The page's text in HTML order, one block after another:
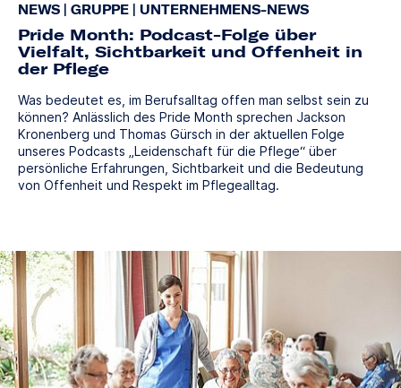
NEWS GRUPPE UNTERNEHMENS-NEWS
Pride Month: Podcast-Folge über
Vielfalt, Sichtbarkeit und Offenheit in
der Pflege
Was bedeutet es, im Berufsalltag offen man selbst sein zu
können? Anlässlich des Pride Month sprechen Jackson
Kronenberg und Thomas Gürsch in der aktuellen Folge
unseres Podcasts „Leidenschaft für die Pflege“ über
persönliche Erfahrungen, Sichtbarkeit und die Bedeutung
von Offenheit und Respekt im Pflegealltag.